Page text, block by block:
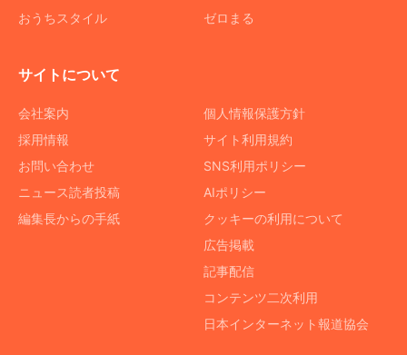
おうちスタイル
ゼロまる
サイトについて
会社案内
採用情報
お問い合わせ
ニュース読者投稿
編集長からの手紙
個人情報保護方針
サイト利用規約
SNS利用ポリシー
AIポリシー
クッキーの利用について
広告掲載
記事配信
コンテンツ二次利用
日本インターネット報道協会